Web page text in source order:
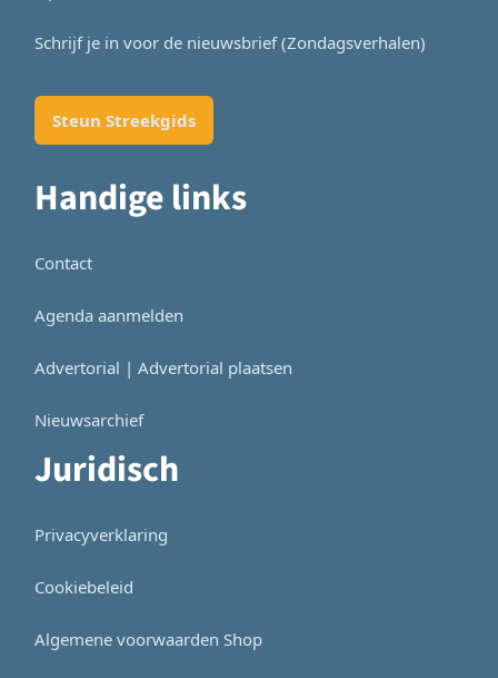
Schrijf je in voor de nieuwsbrief (Zondagsverhalen)
Steun Streekgids
Handige links
Contact
Agenda aanmelden
Advertorial | Advertorial plaatsen
Nieuwsarchief
Juridisch
Privacyverklaring
Cookiebeleid
Algemene voorwaarden Shop